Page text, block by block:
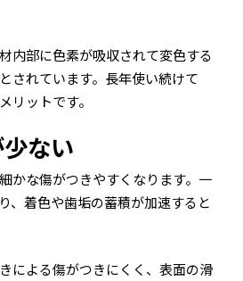
内部に色素が吸収されて変色する
されています。長年使い続けて
リットです。
ない
かな傷がつきやすくなります。一
、着色や歯垢の蓄積が加速すると
による傷がつきにくく、表面の滑